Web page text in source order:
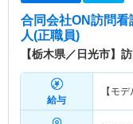
合同会社ON訪問
人(正職員)
【栃木県／日光市】
給与
【モデ